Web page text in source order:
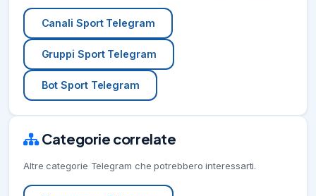
Canali Sport Telegram
Gruppi Sport Telegram
Bot Sport Telegram
Categorie correlate
Altre categorie Telegram che potrebbero interessarti.